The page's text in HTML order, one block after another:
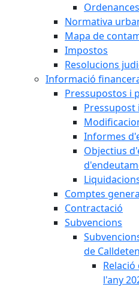
Normativa
Mapa de
Impostos
Resolucions
Informació
Pressupostos i
Pressupost
Informes
Objectius
Comptes
Contractació
Subvencions
de
l'any